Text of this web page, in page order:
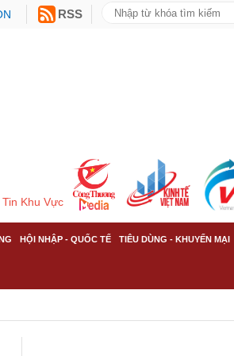
RSS
Tin Khu Vực
HỘI NHẬP - QUỐC TẾ TIÊU DÙNG - KHUYẾN MẠI